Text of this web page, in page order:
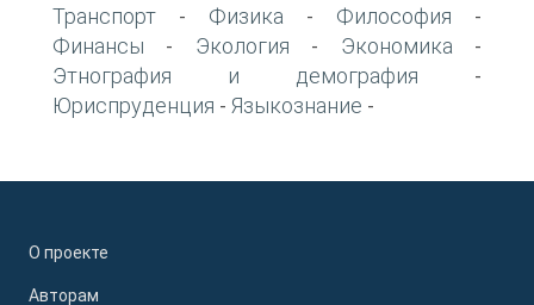
Транспорт - Физика - Философия -
Финансы - Экология - Экономика -
Этнография и демография -
Юриспруденция - Языкознание -
О проекте
Авторам